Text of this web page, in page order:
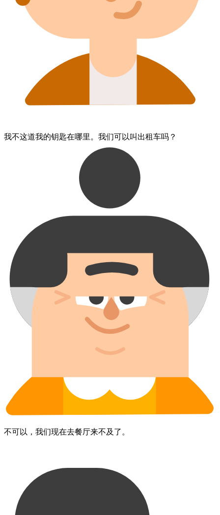
我​不​这道​我的​钥匙​在哪里。​我们​可以​叫​出租车​吗？
不可以，​我们​现在​去​餐厅​来不及​了。